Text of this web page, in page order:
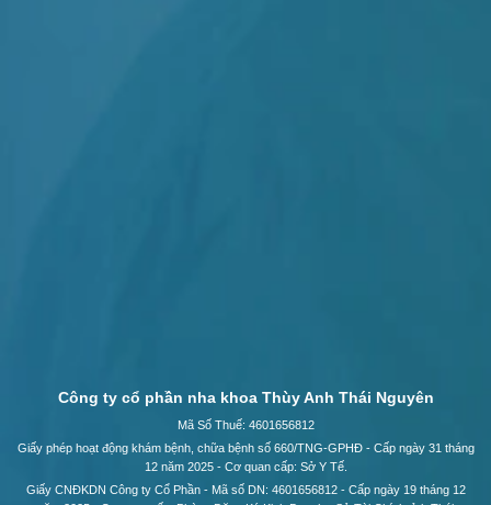
Công ty cổ phần nha khoa Thùy Anh Thái Nguyên
Mã Số Thuế: 4601656812
Giấy phép hoạt động khám bệnh, chữa bệnh số 660/TNG-GPHĐ - Cấp ngày 31 tháng
12 năm 2025 - Cơ quan cấp: Sở Y Tế.
Giấy CNĐKDN Công ty Cổ Phần - Mã số DN: 4601656812 - Cấp ngày 19 tháng 12